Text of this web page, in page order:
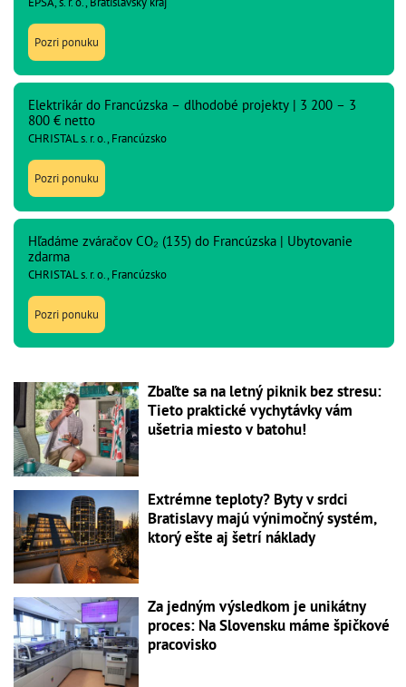
Pozri ponuku
Elektrikár do Francúzska – dlhodobé projekty | 3 200 – 3
800 € netto
CHRISTAL s. r. o., Francúzsko
Pozri ponuku
Hľadáme zváračov CO₂ (135) do Francúzska | Ubytovanie
zdarma
CHRISTAL s. r. o., Francúzsko
Pozri ponuku
Zbaľte sa na letný piknik bez stresu:
Tieto praktické vychytávky vám
ušetria miesto v batohu!
Extrémne teploty? Byty v srdci
Bratislavy majú výnimočný systém,
ktorý ešte aj šetrí náklady
Za jedným výsledkom je unikátny
proces: Na Slovensku máme špičkové
pracovisko